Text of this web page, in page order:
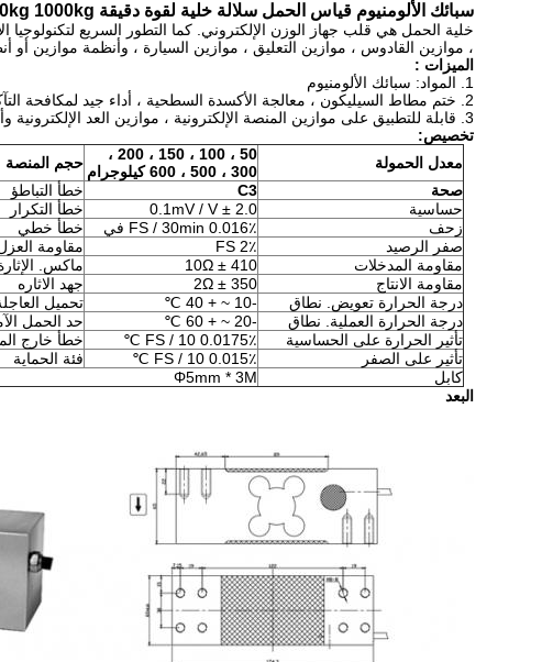
سبائك الألومنيوم قياس الحمل سلالة خلية لقوة دقيقة 800kg 1000kg
خلية الحمل هي قلب جهاز الوزن الإلكتروني. كما التطور السريع
، موازين القادوس ، موازين التعليق ، موازين السيارة ، وأنظمة موازين
الميزات :
1.
المواد: سبائك الألومنيوم
2.
ختم مطاط السيليكون ، معالجة الأكسدة السطحية ، أداء جيد لمكافحة
3. قابلة للتطبيق على موازين المنصة الإلكترونية ، موازين العد الإلكترونية وأنظمة الوزن ، بدقة 15000 درجة.
تخصيص:
معدل الحمولة
50 ، 100 ، 150 ، 200 ،
300 ، 500 ، 600 كيلوجرام
حجم المنصة
صحة
C3 خطأ التباطؤ
حساسية
2.0 ± 0.1mV / V خطأ التكرار
زحف
0.016٪ FS / 30min في خطأ خطي
صفر الرصيد
2٪ FS مقاومة
مقاومة المدخلات
410 ± 10Ω ماكس.
مقاومة الانتاج
350 ± 2Ω جهد الاثاره
درجة الحرارة تعويض.
نطاق -10 ~ + 40 ℃ تحميل
درجة الحرارة العملية.
نطاق -20 ~ + 60 ℃ حد الحمل
تأثير الحرارة على الحساسية
0.0175٪ FS / 10 ℃ خطأ خارج
تأثير على الصفر
0.015٪ FS / 10 ℃ فئة الحماية
كابل
Φ5mm * 3M
البعد